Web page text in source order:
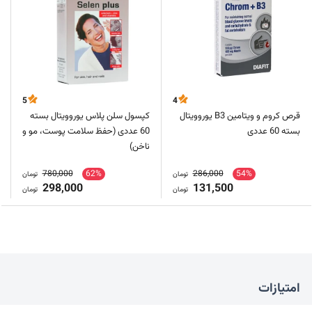
4
قرص کروم و ویتامین B3 یوروویتال
بسته 60 عددی
54%
286,000 تومان
131,500 تومان
5
کپسول سلن پلاس یوروویتال بسته
60 عددی (حفظ سلامت پوست، مو و
ناخن)
62%
780,000 تومان
298,000 تومان
امتیازات